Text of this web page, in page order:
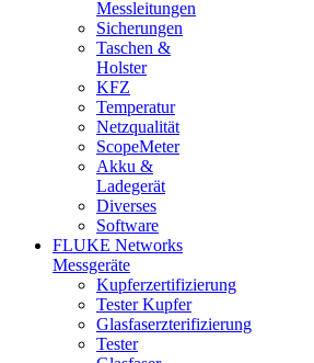
Messleitungen
Sicherungen
Taschen &
Holster
KFZ
Temperatur
Netzqualität
ScopeMeter
Akku &
Ladegerät
Diverses
Software
FLUKE Networks
Messgeräte
Kupferzertifizierung
Tester Kupfer
Glasfaserzterifizierung
Tester